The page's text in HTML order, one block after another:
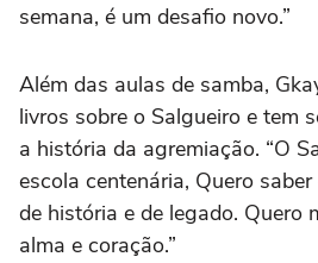
semana, é um desafio novo.”
Além das aulas de samba,
livros sobre o Salgueiro e tem
a história da agremiação. “O
escola centenária, Quero
de história e de legado. Quero
alma e coração.”